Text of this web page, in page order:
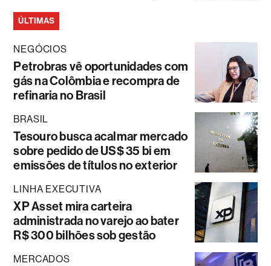
ÚLTIMAS
NEGÓCIOS
Petrobras vê oportunidades com
gás na Colômbia e recompra de
refinaria no Brasil
BRASIL
Tesouro busca acalmar mercado
sobre pedido de US$ 35 bi em
emissões de títulos no exterior
LINHA EXECUTIVA
XP Asset mira carteira
administrada no varejo ao bater
R$ 300 bilhões sob gestão
MERCADOS